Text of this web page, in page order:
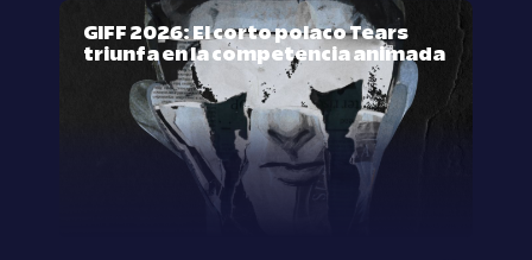
GIFF 2026: El corto polaco Tears
triunfa en la competencia animada